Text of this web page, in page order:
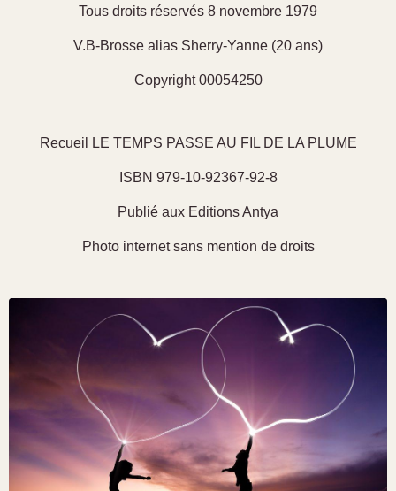
Tous droits réservés 8 novembre 1979
V.B-Brosse alias Sherry-Yanne (20 ans)
Copyright 00054250
Recueil LE TEMPS PASSE AU FIL DE LA PLUME
ISBN 979-10-92367-92-8
Publié aux Editions Antya
Photo internet sans mention de droits